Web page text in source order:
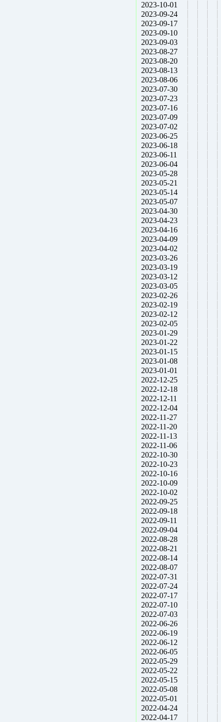
2023-10-01
2023-09-24
2023-09-17
2023-09-10
2023-09-03
2023-08-27
2023-08-20
2023-08-13
2023-08-06
2023-07-30
2023-07-23
2023-07-16
2023-07-09
2023-07-02
2023-06-25
2023-06-18
2023-06-11
2023-06-04
2023-05-28
2023-05-21
2023-05-14
2023-05-07
2023-04-30
2023-04-23
2023-04-16
2023-04-09
2023-04-02
2023-03-26
2023-03-19
2023-03-12
2023-03-05
2023-02-26
2023-02-19
2023-02-12
2023-02-05
2023-01-29
2023-01-22
2023-01-15
2023-01-08
2023-01-01
2022-12-25
2022-12-18
2022-12-11
2022-12-04
2022-11-27
2022-11-20
2022-11-13
2022-11-06
2022-10-30
2022-10-23
2022-10-16
2022-10-09
2022-10-02
2022-09-25
2022-09-18
2022-09-11
2022-09-04
2022-08-28
2022-08-21
2022-08-14
2022-08-07
2022-07-31
2022-07-24
2022-07-17
2022-07-10
2022-07-03
2022-06-26
2022-06-19
2022-06-12
2022-06-05
2022-05-29
2022-05-22
2022-05-15
2022-05-08
2022-05-01
2022-04-24
2022-04-17